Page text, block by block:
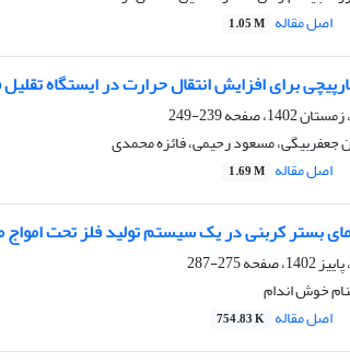
اصل مقاله 1.05 M
برای افزایش انتقال حرارت در ایستگاه
239-249
جعفربیگی، مسعود رحیمی، فائزه محمدی
اصل مقاله 1.69 M
بستر کربنی در یک سیستم تولید فلز تحت امواج
275-287
خوش اندام
اصل مقاله 754.83 K